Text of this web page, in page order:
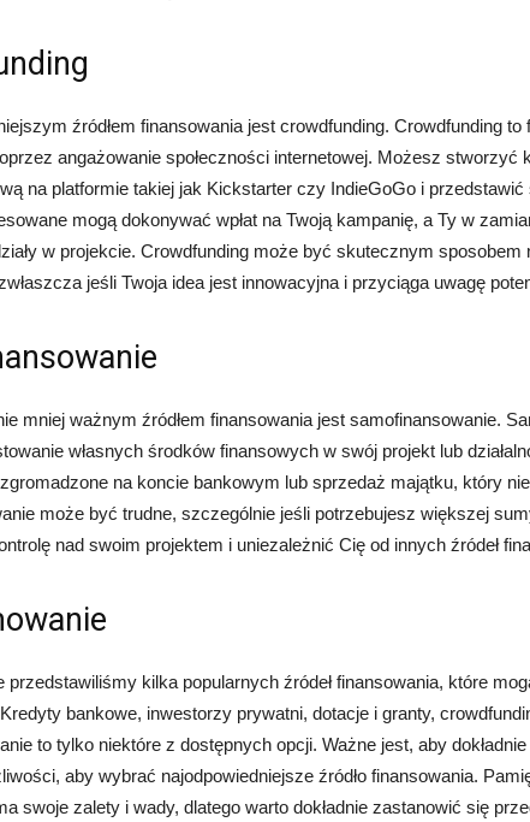
źródłem finansowania jest crowdfunding. Crowdfunding
angażowanie społeczności internetowej. Możesz stworzyć
na platformie takiej jak Kickstarter czy IndieGoGo i przedstawić
mogą dokonywać wpłat na Twoją kampanię, a Ty w
w projekcie. Crowdfunding może być skutecznym sposobem
jeśli Twoja idea jest innowacyjna i przyciąga uwagę
mniej ważnym źródłem finansowania jest samofinansowanie.
własnych środków finansowych w swój projekt lub
na koncie bankowym lub sprzedaż majątku, który
może być trudne, szczególnie jeśli potrzebujesz większej
nad swoim projektem i uniezależnić Cię od innych źródeł
przedstawiliśmy kilka popularnych źródeł finansowania, które
bankowe, inwestorzy prywatni, dotacje i granty,
to tylko niektóre z dostępnych opcji. Ważne jest, aby
aby wybrać najodpowiedniejsze źródło finansowania.
swoje zalety i wady, dlatego warto dokładnie zastanowić się